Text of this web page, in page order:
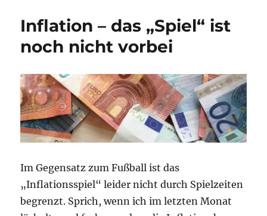
Oktober
//
England
//
Monte
dei
Paschi
Inflation – das „Spiel“ ist
noch nicht vorbei
Im Gegensatz zum Fußball ist das
„Inflationsspiel“ leider nicht durch Spielzeiten
begrenzt. Sprich, wenn ich im letzten Monat